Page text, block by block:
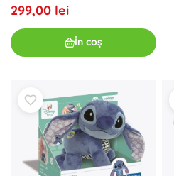
299,00 lei
În coș